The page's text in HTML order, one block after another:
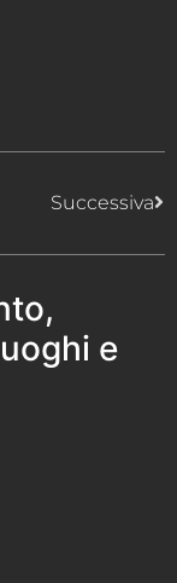
Successiva
e